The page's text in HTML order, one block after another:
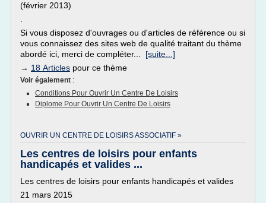
(février 2013)
Si vous disposez d'ouvrages ou d'articles de référence ou si
vous connaissez des sites web de qualité traitant du thème
abordé ici, merci de compléter... [suite...]
→ 18 Articles pour ce thème
Voir également :
Conditions Pour Ouvrir Un Centre De Loisirs
Diplome Pour Ouvrir Un Centre De Loisirs
OUVRIR UN CENTRE DE LOISIRS ASSOCIATIF »
Les centres de loisirs pour enfants
handicapés et valides ...
Les centres de loisirs pour enfants handicapés et valides
21 mars 2015